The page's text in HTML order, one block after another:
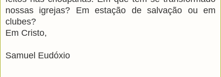
nossas igrejas? Em estação de salvação ou em
clubes?
Em Cristo,
Samuel Eudóxio